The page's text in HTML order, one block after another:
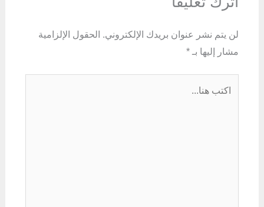
لن يتم نشر عنوان بريدك الإلكتروني. الحقول الإلزامية
مشار إليها بـ *